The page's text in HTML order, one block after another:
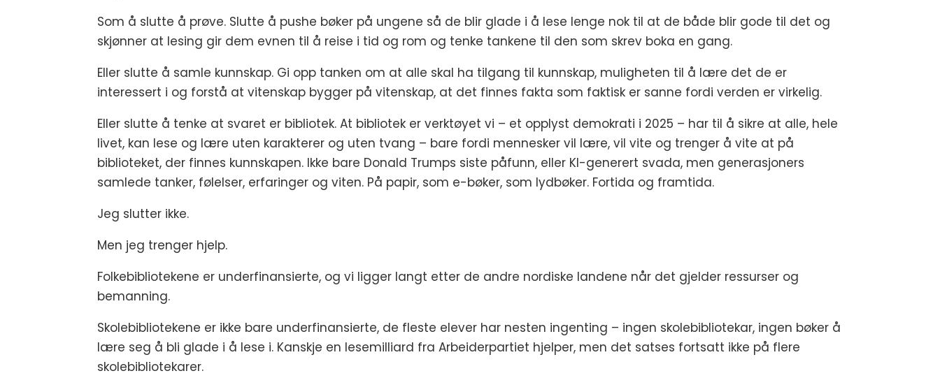
Som å slutte å prøve. Slutte å pushe bøker på ungene så de blir glade i å lese lenge nok til at de både blir gode til det og
skjønner at lesing gir dem evnen til å reise i tid og rom og tenke tankene til den som skrev boka en gang.
Eller slutte å samle kunnskap. Gi opp tanken om at alle skal ha tilgang til kunnskap, muligheten til å lære det de er
interessert i og forstå at vitenskap bygger på vitenskap, at det finnes fakta som faktisk er sanne fordi verden er virkelig.
Eller slutte å tenke at svaret er bibliotek. At bibliotek er verktøyet vi – et opplyst demokrati i 2025 – har til å sikre at alle, hele
livet, kan lese og lære uten karakterer og uten tvang – bare fordi mennesker vil lære, vil vite og trenger å vite at på
biblioteket, der finnes kunnskapen. Ikke bare Donald Trumps siste påfunn, eller KI-generert svada, men generasjoners
samlede tanker, følelser, erfaringer og viten. På papir, som e-bøker, som lydbøker. Fortida og framtida.
Jeg slutter ikke.
Men jeg trenger hjelp.
Folkebibliotekene er underfinansierte, og vi ligger langt etter de andre nordiske landene når det gjelder ressurser og
bemanning.
Skolebibliotekene er ikke bare underfinansierte, de fleste elever har nesten ingenting – ingen skolebibliotekar, ingen bøker å
lære seg å bli glade i å lese i. Kanskje en lesemilliard fra Arbeiderpartiet hjelper, men det satses fortsatt ikke på flere
skolebibliotekarer.